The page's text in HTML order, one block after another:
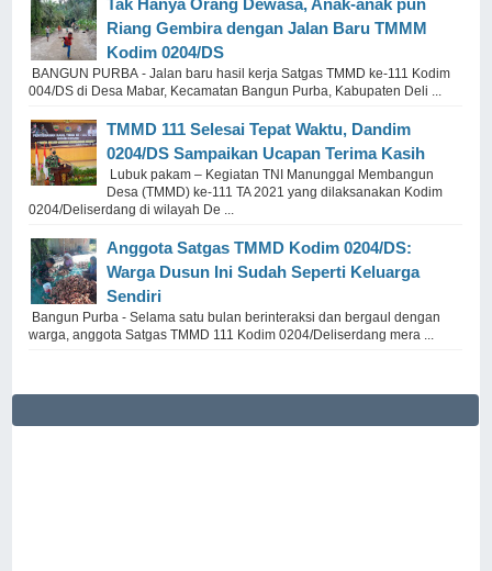
Riang Gembira dengan Jalan Baru TMMM
Kodim 0204/DS
BANGUN PURBA - Jalan baru hasil kerja Satgas TMMD ke-111 Kodim
004/DS di Desa Mabar, Kecamatan Bangun Purba, Kabupaten Deli ...
TMMD 111 Selesai Tepat Waktu, Dandim
0204/DS Sampaikan Ucapan Terima Kasih
Lubuk pakam – Kegiatan TNI Manunggal Membangun
Desa (TMMD) ke-111 TA 2021 yang dilaksanakan Kodim
0204/Deliserdang di wilayah De ...
Anggota Satgas TMMD Kodim 0204/DS:
Warga Dusun Ini Sudah Seperti Keluarga
Sendiri
Bangun Purba - Selama satu bulan berinteraksi dan bergaul dengan
warga, anggota Satgas TMMD 111 Kodim 0204/Deliserdang mera ...